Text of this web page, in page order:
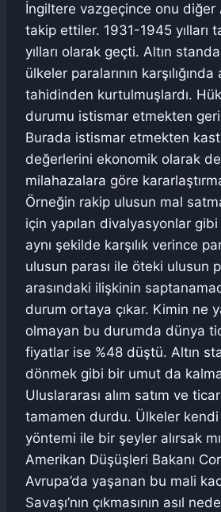
İngiltere vazgeçince onu diğer
takip ettiler. 1931-1945 yılları
yılları olarak geçti. Altın
ülkeler paralarının karşılığında
tahidinden kurtulmuşlardı.
durumu istismar etmekten geri
Burada istismar etmekten
değerlerini ekonomik olarak
milahazalara göre
Örneğin rakip ulusun mal
için yapılan divalyasyonlar
aynı şekilde karşılık verince
ulusun parası ile öteki ulusun
arasındaki ilişkinin
durum ortaya çıkar. Kimin ne
olmayan bu durumda dünya
fiyatlar ise %48 düştü. Altın
dönmek gibi bir umut da
Uluslararası alım satım ve
tamamen durdu. Ülkeler kendi
yöntemi ile bir şeyler alırsak mı
Amerikan Düşüşleri Bakanı
Avrupa’da yaşanan bu mali
Savaşı’nın çıkmasının asıl